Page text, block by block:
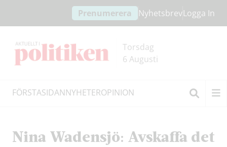
innehållet
headern
Prenumerera NyhetsbrevLogga In
Torsdag
6 Augusti
FÖRSTASIDANNYHETEROPINION
Nina Wadensjö: Avskaffa det